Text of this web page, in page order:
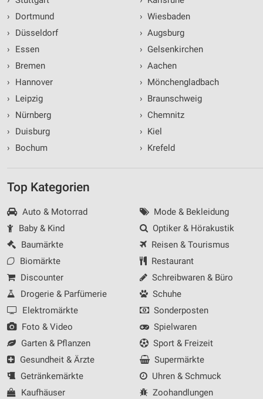
›
Dortmund
›
Düsseldorf
›
Essen
›
Bremen
›
Hannover
›
Leipzig
›
Nürnberg
›
Duisburg
›
Bochum
› Wiesbaden
› Augsburg
› Gelsenkirchen
› Aachen
› Mönchengladbach
› Braunschweig
› Chemnitz
› Kiel
› Krefeld
Top Kategorien
Auto & Motorrad
Baby & Kind
Baumärkte
Biomärkte
Discounter
Drogerie & Parfümerie
Elektromärkte
Foto & Video
Garten & Pflanzen
Gesundheit & Ärzte
Getränkemärkte
Kaufhäuser
Mode & Bekleidung
Optiker & Hörakustik
Reisen & Tourismus
Restaurant
Schreibwaren & Büro
Schuhe
Sonderposten
Spielwaren
Sport & Freizeit
Supermärkte
Uhren & Schmuck
Zoohandlungen
von Inhalten
personalisierter Inhalte
Messung der Werbeleistung
Messung der Performance von Inhalten
Analyse von Zielgruppen durch Statistiken oder
Kombinationen von Daten aus verschiedenen
Entwicklung und Verbesserung der Angebote
Verwendung reduzierter Daten zur Auswahl von
IAB-Besonderheiten:
Verwendung genauer Standortdaten
Geräte anhand von aktiv angeforderten
Informationen identifizieren
Nicht-IAB-Verarbeitungszwecke:
Notwendig
Funktional